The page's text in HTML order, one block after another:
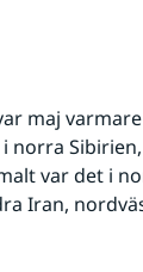
maj
norra
var det i
Iran,